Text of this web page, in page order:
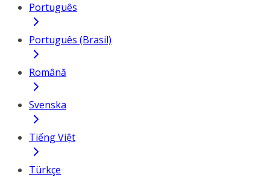
Português
Português (Brasil)
Română
Svenska
Tiếng Việt
Türkçe